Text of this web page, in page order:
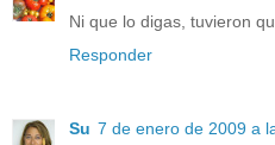
Ni que lo digas, tuvieron
Responder
Su 7 de enero de 2009 a